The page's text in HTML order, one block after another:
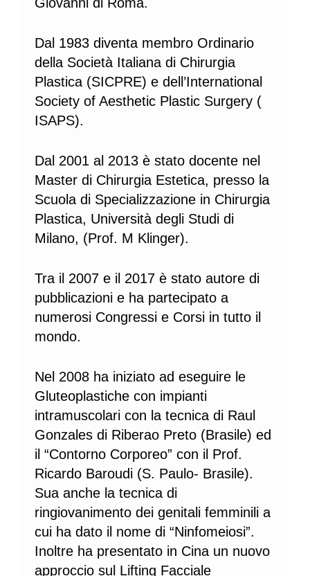
Dal 1983 diventa membro Ordinario
della Società Italiana di Chirurgia
Plastica (SICPRE) e dell’International
Society of Aesthetic Plastic Surgery (
ISAPS).
Dal 2001 al 2013 è stato docente nel
Master di Chirurgia Estetica, presso la
Scuola di Specializzazione in Chirurgia
Plastica, Università degli Studi di
Milano, (Prof. M Klinger).
Tra il 2007 e il 2017 è stato autore di
pubblicazioni e ha partecipato a
numerosi Congressi e Corsi in tutto il
mondo.
Nel 2008 ha iniziato ad eseguire le
Gluteoplastiche con impianti
intramuscolari con la tecnica di Raul
Gonzales di Riberao Preto (Brasile) ed
il “Contorno Corporeo” con il Prof.
Ricardo Baroudi (S. Paulo- Brasile).
Sua anche la tecnica di
ringiovanimento dei genitali femminili a
cui ha dato il nome di “Ninfomeiosi”.
Inoltre ha presentato in Cina un nuovo
approccio sul Lifting Facciale